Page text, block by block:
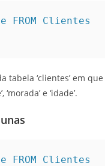
FROM Clientes
‘clientes’ em
e ‘idade’.
FROM Clientes